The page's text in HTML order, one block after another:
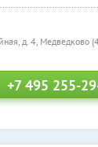
д. 4, Медведково
+7 495 255-